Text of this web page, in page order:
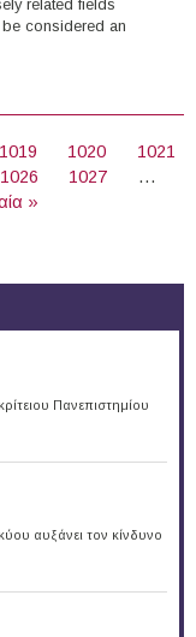
related fields
considered an
Cyprus Institute of
1019 1020
1021
1026 1027
…
»
Πανεπιστημίου
αυξάνει τον κίνδυνο